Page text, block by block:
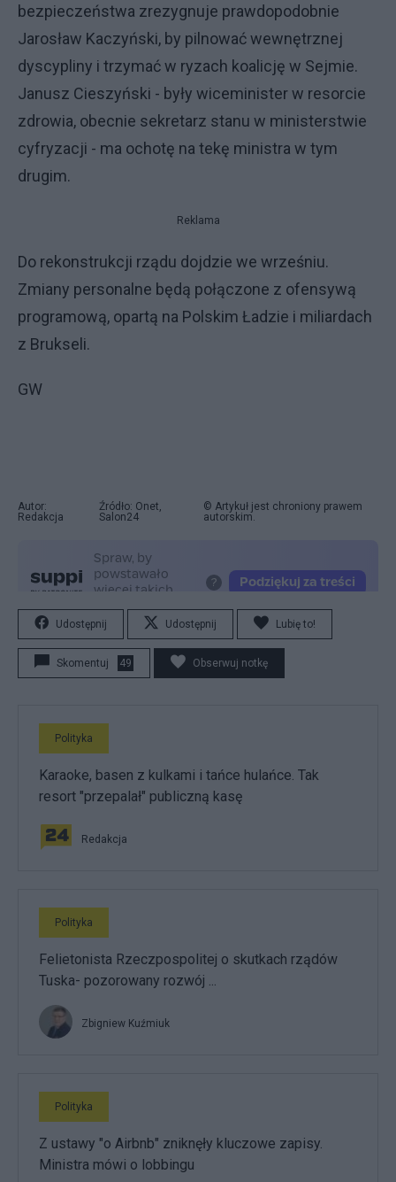
bezpieczeństwa zrezygnuje prawdopodobnie
Jarosław Kaczyński, by pilnować wewnętrznej
dyscypliny i trzymać w ryzach koalicję w Sejmie.
Janusz Cieszyński - były wiceminister w resorcie
zdrowia, obecnie sekretarz stanu w ministerstwie
cyfryzacji - ma ochotę na tekę ministra w tym
drugim.
Reklama
Do rekonstrukcji rządu dojdzie we wrześniu.
Zmiany personalne będą połączone z ofensywą
programową, opartą na Polskim Ładzie i miliardach
z Brukseli.
GW
Autor:
Redakcja
Źródło: Onet,
Salon24
© Artykuł jest chroniony prawem
autorskim.
Udostępnij Udostępnij Lubię to!
Skomentuj 49 Obserwuj notkę
Polityka
Karaoke, basen z kulkami i tańce hulańce. Tak
resort "przepalał" publiczną kasę
Redakcja
Polityka
Felietonista Rzeczpospolitej o skutkach rządów
Tuska- pozorowany rozwój ...
Zbigniew Kuźmiuk
Polityka
Z ustawy "o Airbnb" zniknęły kluczowe zapisy.
Ministra mówi o lobbingu